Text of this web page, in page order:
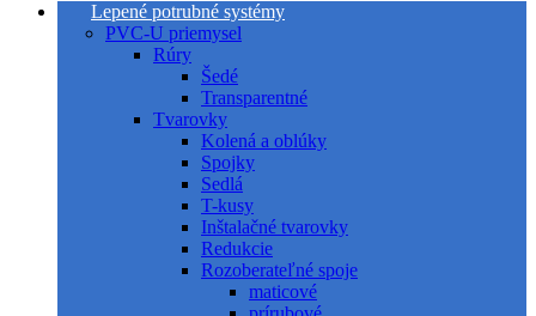
Lepené potrubné systémy
PVC-U priemysel
Rúry
Šedé
Transparentné
Tvarovky
Kolená a oblúky
Spojky
Sedlá
T-kusy
Inštalačné tvarovky
Redukcie
Rozoberateľné spoje
maticové